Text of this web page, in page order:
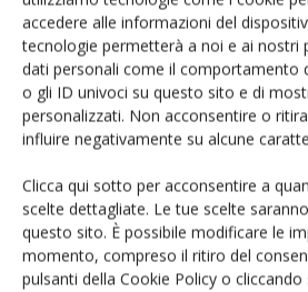
accedere alle informazioni del
tecnologie permetterà a noi e ai nostri
dati personali come il comportamento
o gli ID univoci su questo sito e di
personalizzati. Non acconsentire o
influire negativamente su alcune
Clicca qui sotto per acconsentire a
scelte dettagliate. Le tue scelte
questo sito. È possibile modificare le
momento, compreso il ritiro del
pulsanti della Cookie Policy o
E-magazine
Tecniche, prodotti e servizi dalle